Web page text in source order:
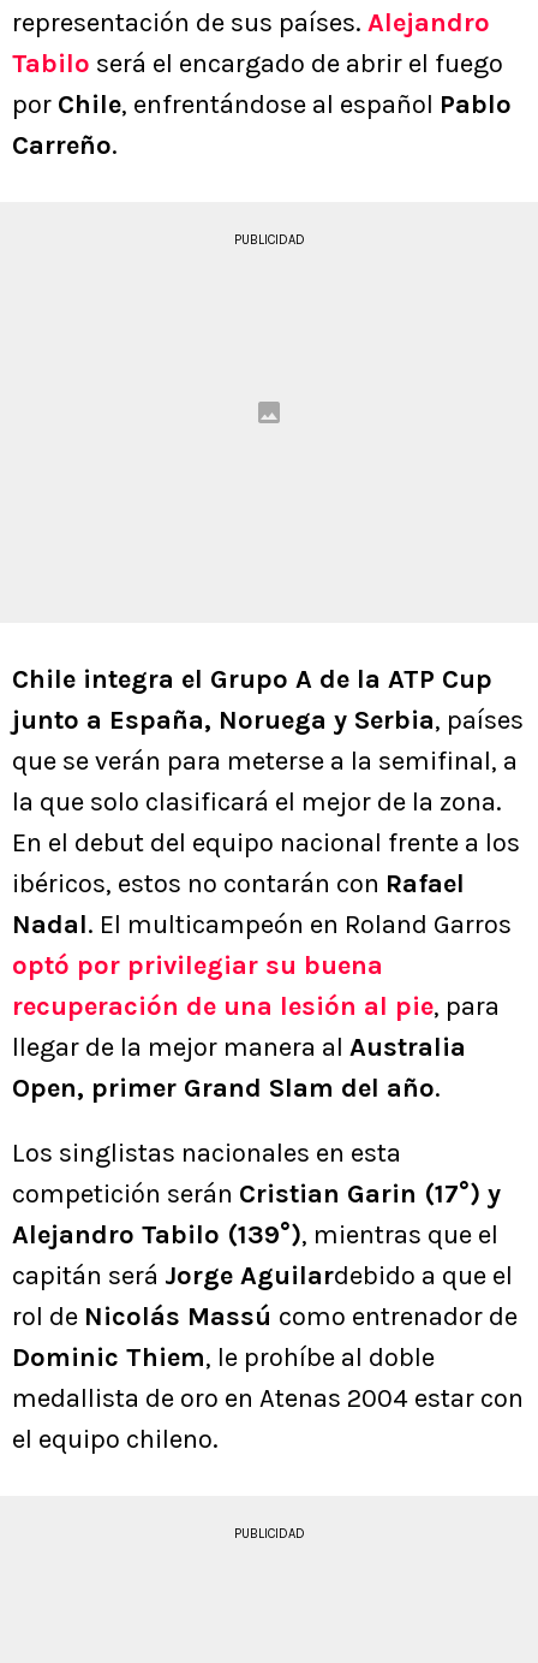
representación de sus países. Alejandro
Tabilo será el encargado de abrir el fuego
por Chile, enfrentándose al español Pablo
Carreño.
PUBLICIDAD
Chile integra el Grupo A de la ATP Cup
junto a España, Noruega y Serbia, países
que se verán para meterse a la semifinal, a
la que solo clasificará el mejor de la zona.
En el debut del equipo nacional frente a los
ibéricos, estos no contarán con Rafael
Nadal. El multicampeón en Roland Garros
optó por privilegiar su buena
recuperación de una lesión al pie, para
llegar de la mejor manera al Australia
Open, primer Grand Slam del año.
Los singlistas nacionales en esta
competición serán Cristian Garin (17°) y
Alejandro Tabilo (139°), mientras que el
capitán será Jorge Aguilardebido a que el
rol de Nicolás Massú como entrenador de
Dominic Thiem, le prohíbe al doble
medallista de oro en Atenas 2004 estar con
el equipo chileno.
PUBLICIDAD